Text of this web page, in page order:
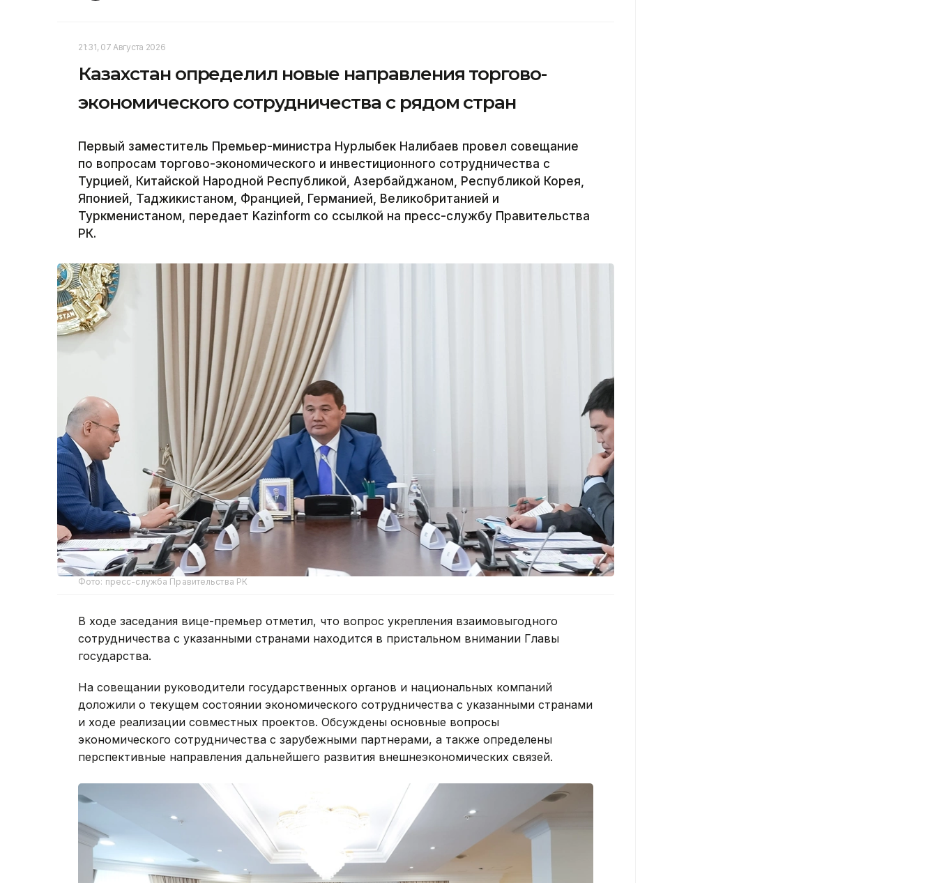
21:31, 07 Августа 2026
Казахстан определил новые направления торгово-
экономического сотрудничества с рядом стран
Первый заместитель Премьер-министра Нурлыбек Налибаев провел совещание
по вопросам торгово-экономического и инвестиционного сотрудничества с
Турцией, Китайской Народной Республикой, Азербайджаном, Республикой Корея,
Японией, Таджикистаном, Францией, Германией, Великобританией и
Туркменистаном, передает Kazinform со ссылкой на пресс-службу Правительства
РК.
Фото: пресс-служба Правительства РК
В ходе заседания вице-премьер отметил, что вопрос укрепления взаимовыгодного
сотрудничества с указанными странами находится в пристальном внимании Главы
государства.
На совещании руководители государственных органов и национальных компаний
доложили о текущем состоянии экономического сотрудничества с указанными странами
и ходе реализации совместных проектов. Обсуждены основные вопросы
экономического сотрудничества с зарубежными партнерами, а также определены
перспективные направления дальнейшего развития внешнеэкономических связей.